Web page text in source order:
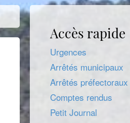
Accès rapide
Urgences
Arrêtés municipaux
Arrêtés préfectoraux
Comptes rendus
Petit Journal